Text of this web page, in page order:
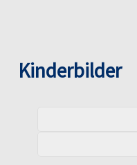
Kinderbilder